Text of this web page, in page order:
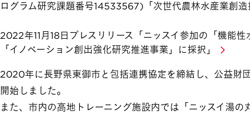
ログラム研究課題番号14533567)「次世代農林水産業創
2022年11月18日プレスリリース「ニッスイ参加の「機能
「イノベーション創出強化研究推進事業」に採択」
2020年に長野県東御市と包括連携協定を締結し、公益財
開始しました。
また、市内の高地トレーニング施設内では「ニッスイ湯